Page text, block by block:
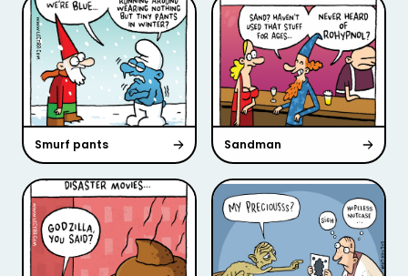
Smurf pants Sandman